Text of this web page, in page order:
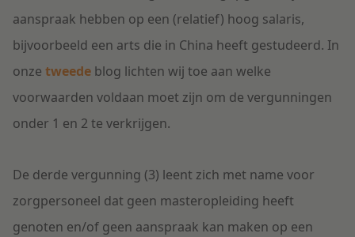
aanspraak hebben op een (relatief) hoog salaris,
bijvoorbeeld een arts die in China heeft gestudeerd. In
onze tweede blog lichten wij toe aan welke
voorwaarden voldaan moet zijn om de vergunningen
onder 1 en 2 te verkrijgen.
De derde vergunning (3) leent zich met name voor
zorgpersoneel dat geen masteropleiding heeft
genoten en/of geen aanspraak kan maken op een